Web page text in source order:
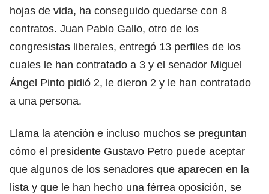
hojas de vida, ha conseguido quedarse con 8
contratos. Juan Pablo Gallo, otro de los
congresistas liberales, entregó 13 perfiles de los
cuales le han contratado a 3 y el senador Miguel
Ángel Pinto pidió 2, le dieron 2 y le han contratado
a una persona.
Llama la atención e incluso muchos se preguntan
cómo el presidente Gustavo Petro puede aceptar
que algunos de los senadores que aparecen en la
lista y que le han hecho una férrea oposición, se